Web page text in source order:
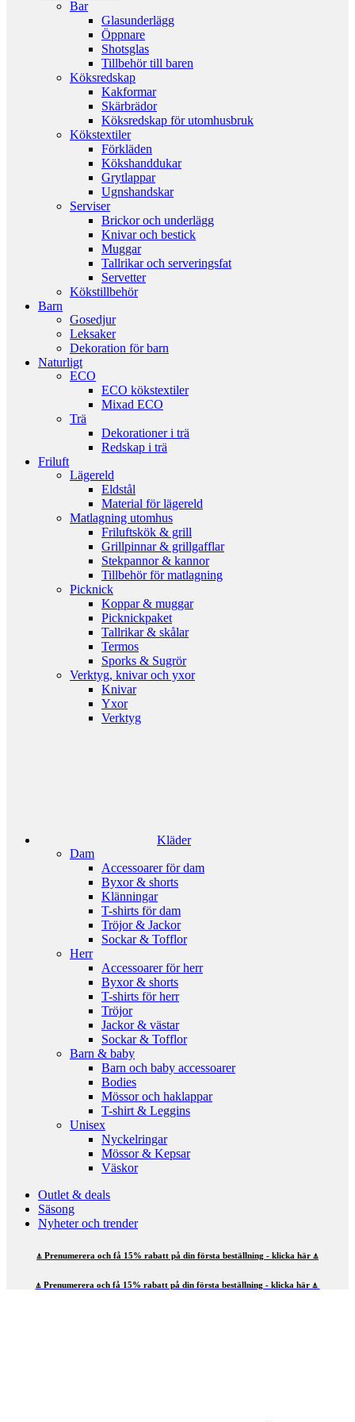
Bar
Glasunderlägg
Öppnare
Shotsglas
Tillbehör till baren
Köksredskap
Kakformar
Skärbrädor
Köksredskap för utomhusbruk
Kökstextiler
Förkläden
Kökshanddukar
Grytlappar
Ugnshandskar
Serviser
Brickor och underlägg
Knivar och bestick
Muggar
Tallrikar och serveringsfat
Servetter
Kökstillbehör
Barn
Gosedjur
Leksaker
Dekoration för barn
Naturligt
ECO
ECO kökstextiler
Mixad ECO
Trä
Dekorationer i trä
Redskap i trä
Friluft
Lägereld
Eldstål
Material för lägereld
Matlagning utomhus
Friluftskök & grill
Grillpinnar & grillgafflar
Stekpannor & kannor
Tillbehör för matlagning
Picknick
Koppar & muggar
Picknickpaket
Tallrikar & skålar
Termos
Sporks & Sugrör
Verktyg, knivar och yxor
Knivar
Yxor
Verktyg
Kläder
Dam
Accessoarer för dam
Byxor & shorts
Klänningar
T-shirts för dam
Tröjor & Jackor
Sockar & Tofflor
Herr
Accessoarer för herr
Byxor & shorts
T-shirts för herr
Tröjor
Jackor & västar
Sockar & Tofflor
Barn & baby
Barn och baby accessoarer
Bodies
Mössor och haklappar
T-shirt & Leggins
Unisex
Nyckelringar
Mössor & Kepsar
Väskor
Outlet & deals
Säsong
Nyheter och trender
⍋ Prenumerera och få 15% rabatt på din första beställning - klicka här ⍋
⍋ Prenumerera och få 15% rabatt på din första beställning - klicka här ⍋